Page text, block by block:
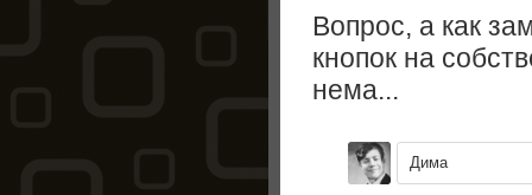
Вопрос, а как
кнопок на
нема...
Дима